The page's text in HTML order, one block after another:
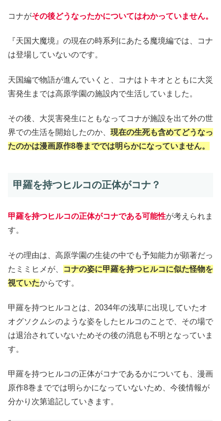
コナがその後どうなったかについてはわかっていません。
『天国大魔境』の現在の時系列にあたる魔境編では、コナ
は登場していないのです。
天国編で物語が進んでいくと、コナはトキオとともに大災
害発生までは高原学園の施設内で生活していました。
その後、大災害発生にともなってコナが施設を出て外の世
界での生活を開始したのか、 現在の生死も含めてどうなっ
たのかは漫画原作8巻まででは明らかになっていません。
甲羅を持つヒルコの正体がコナ？
甲羅を持つヒルコの正体がコナである可能性が考えられま
す。
その理由は、高原学園の生徒の中でも予知能力が顕著だっ
たミミヒメが、
コナの姿に甲羅を持つヒルコに似た怪物を
視ていたからです。
甲羅を持つヒルコとは、2034年の浅草に出現していたオ
オグソクムシのような姿をしたヒルコのことで、その場で
は退治されていないためその後の消息も不明となっていま
す。
甲羅を持つヒルコの正体がコナであるかについても、漫画
原作8巻まででは明らかになっていないため、今後情報が
分かり次第追記していきます。